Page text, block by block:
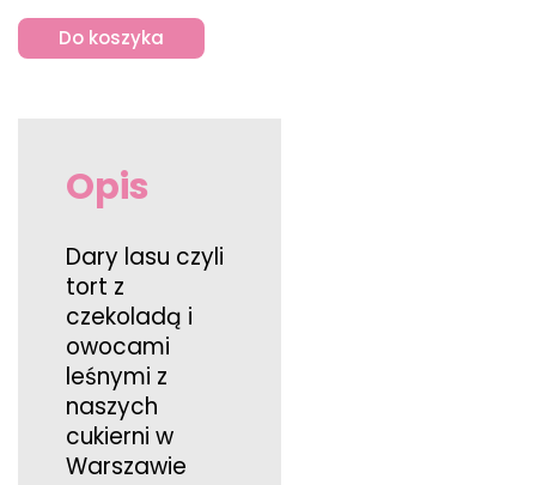
Do koszyka
Opis
Dary lasu czyli
tort z
czekoladą i
owocami
leśnymi z
naszych
cukierni w
Warszawie